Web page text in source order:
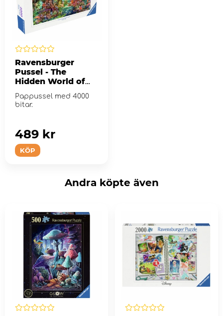
Ravensburger
Pussel - The
Hidden World of
Fairies 4000 Bitar
Pappussel med 4000
bitar.
KÖP
489 kr
Andra köpte även